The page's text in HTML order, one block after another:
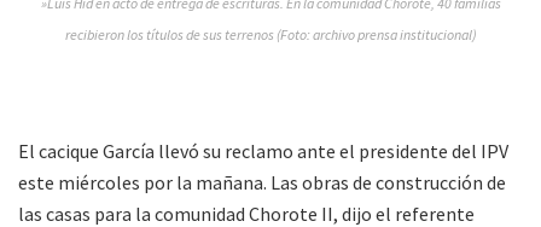
recibieron los títulos de sus terrenos (Foto: archivo prensa institucional)
El cacique García llevó su reclamo ante el presidente del IPV
este miércoles por la mañana. Las obras de construcción de
las casas para la comunidad Chorote II, dijo el referente